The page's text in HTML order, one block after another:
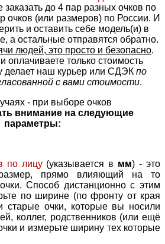
до 4 пар разных очков по
очков (или размеров) по России. И
и оставить себе модель(и) в
а остальные отправятся обратно.
людей, это просто и безопасно.
оплачиваете только стоимость
делает наш курьер или СДЭК по
с вами стоимости.
- при выборе очков
внимание на следующие
параметры:
по лицу(указывается в мм) - это
прямо влияющий на то
Способ дистанционно с этим
по ширине (по фронту от края
старые очки, которые вы носили
коллег, родственников (или ещё
и измерьте ширину тех которые